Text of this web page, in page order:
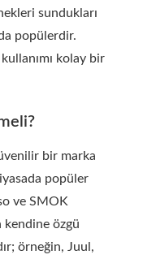
sundukları
popülerdir.
kolay bir
bir marka
popüler
ve SMOK
kendine özgü
örneğin, Juul,